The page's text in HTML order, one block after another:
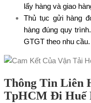
lấy hàng và giao
Thủ tục gửi hàng
hàng đúng quy
GTGT theo nhu cầu.
Thông Tin Liên
TpHCM Đi Huế